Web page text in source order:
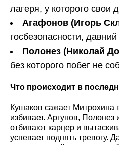
лагеря, у которого свои
Агафонов (Игорь
госбезопасности,
Полонез (Николай
без которого побег не
Что происходит в
Кушаков сажает Митрохина
избивает. Аргунов,
отбивают карцер и
успевает поднять тревогу.